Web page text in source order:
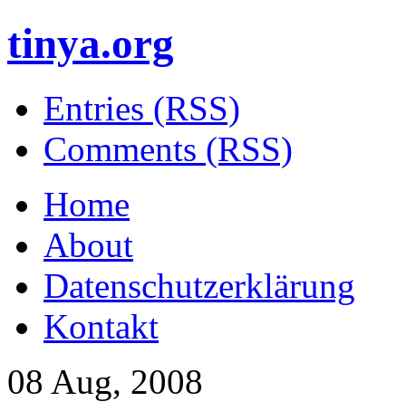
tinya.org
Entries (RSS)
Comments (RSS)
Home
About
Datenschutzerklärung
Kontakt
08 Aug, 2008